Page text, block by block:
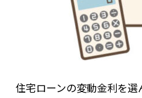
住宅ローンの変動金利を選